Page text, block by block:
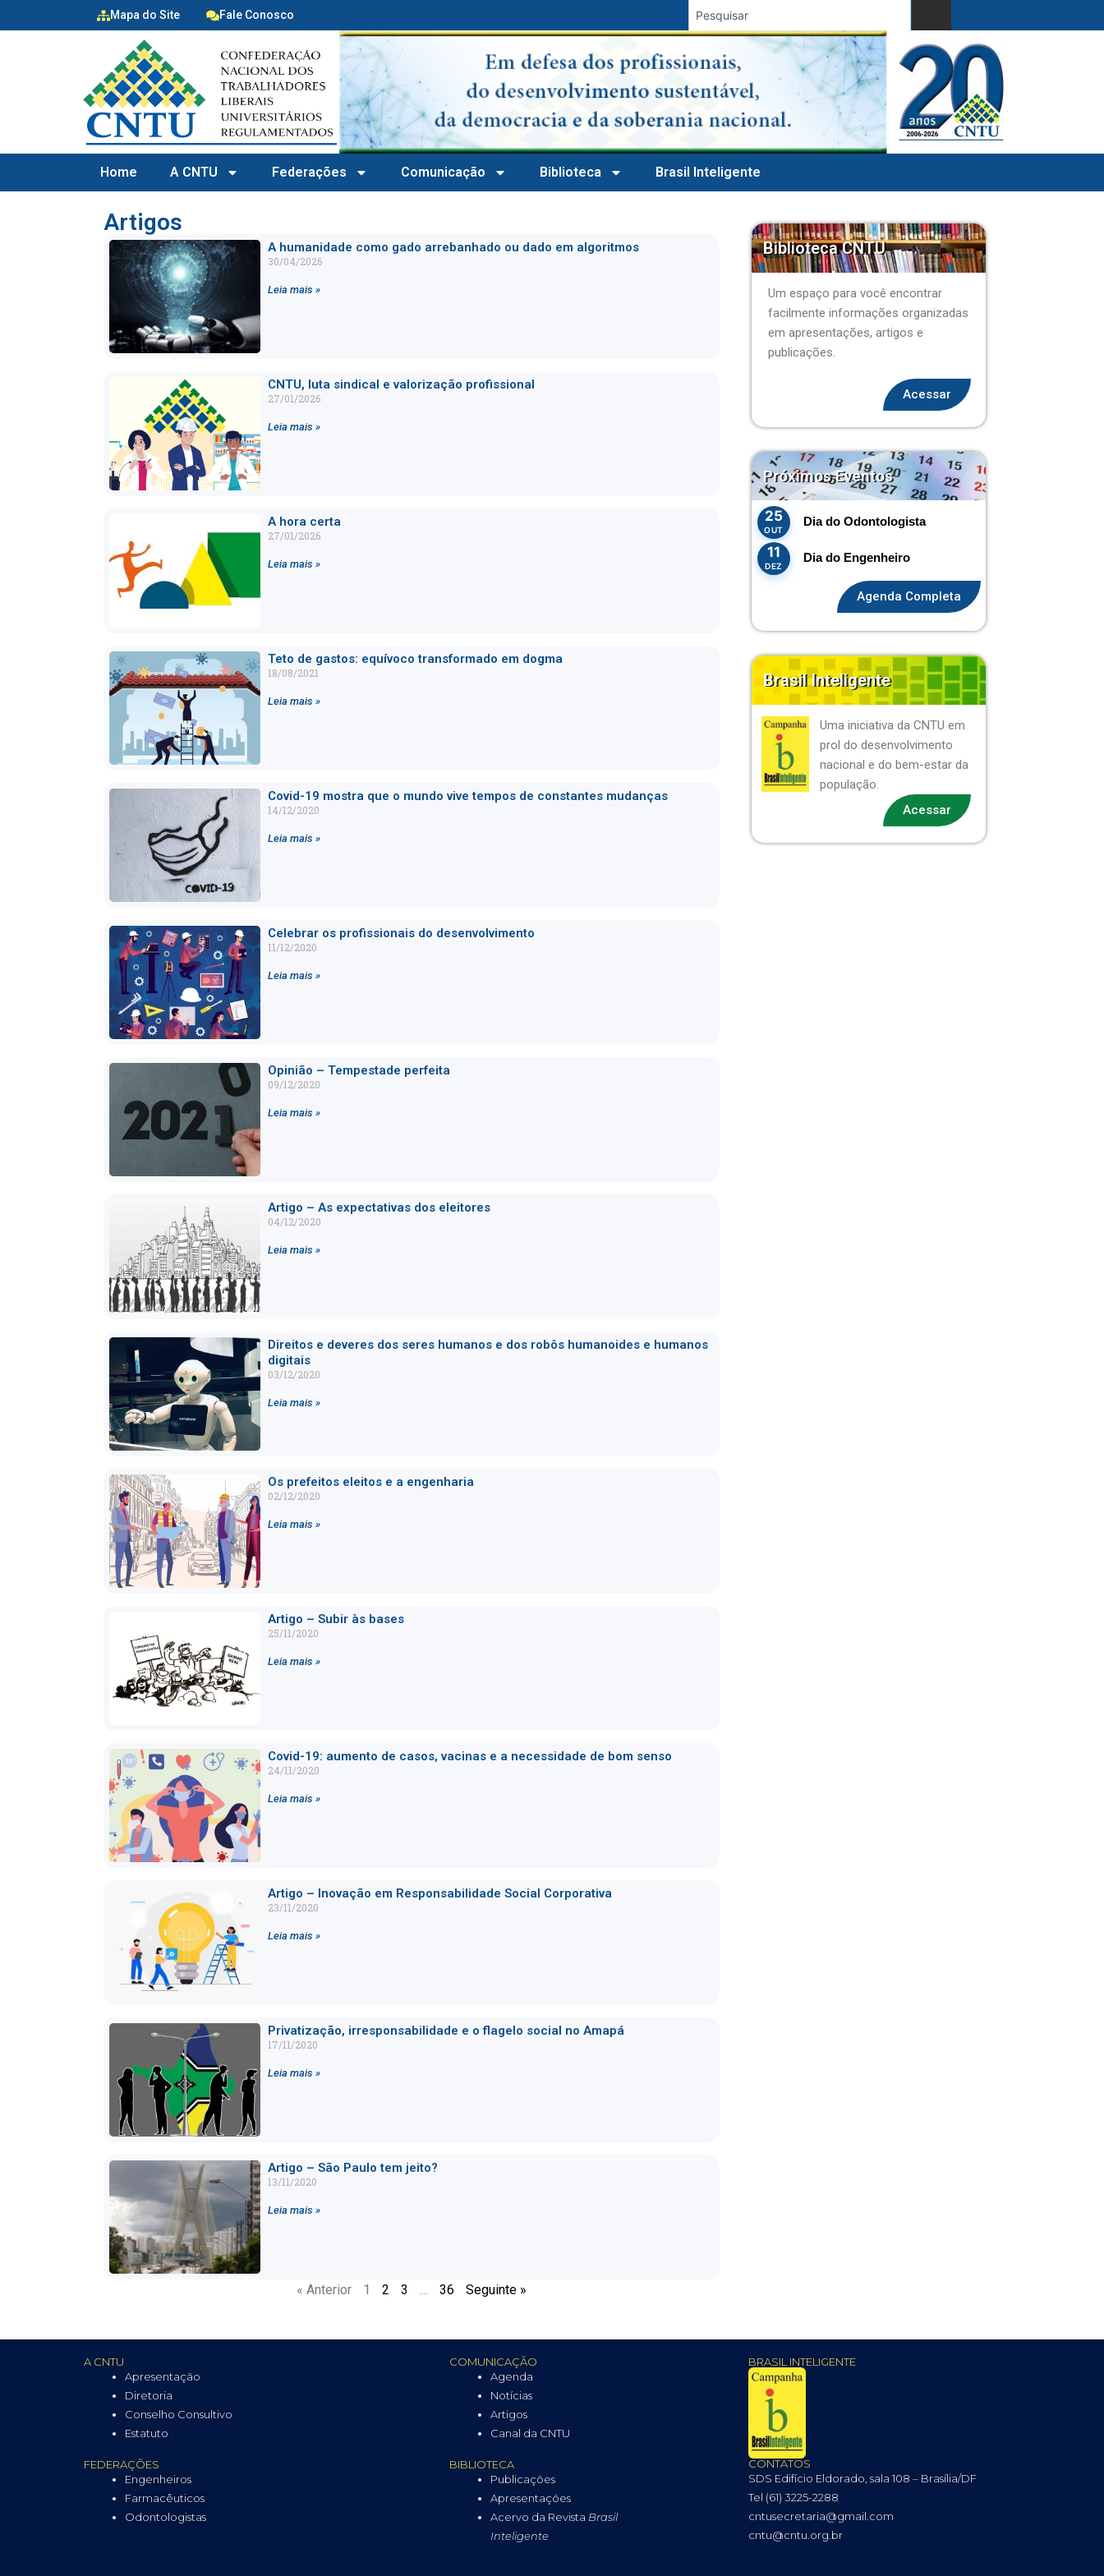
Mapa do Site Fale Conosco
Home A CNTU Federações Comunicação Biblioteca Brasil Inteligente
Artigos
A humanidade como gado arrebanhado ou dado em algoritmos
30/04/2026
Leia mais »
CNTU, luta sindical e valorização profissional
27/01/2026
Leia mais »
A hora certa
27/01/2026
Leia mais »
Teto de gastos: equívoco transformado em dogma
18/08/2021
Leia mais »
Covid-19 mostra que o mundo vive tempos de constantes mudanças
14/12/2020
Leia mais »
Celebrar os profissionais do desenvolvimento
11/12/2020
Leia mais »
Opinião – Tempestade perfeita
09/12/2020
Leia mais »
Artigo – As expectativas dos eleitores
04/12/2020
Leia mais »
Direitos e deveres dos seres humanos e dos robôs humanoides e humanos
digitais
03/12/2020
Leia mais »
Os prefeitos eleitos e a engenharia
02/12/2020
Leia mais »
Artigo – Subir às bases
25/11/2020
Leia mais »
Covid-19: aumento de casos, vacinas e a necessidade de bom senso
24/11/2020
Leia mais »
Artigo – Inovação em Responsabilidade Social Corporativa
23/11/2020
Leia mais »
Privatização, irresponsabilidade e o flagelo social no Amapá
17/11/2020
Leia mais »
Artigo – São Paulo tem jeito?
13/11/2020
Leia mais »
« Anterior 1 2 3 … 36 Seguinte »
Biblioteca CNTU
Um espaço para você encontrar
facilmente informações organizadas
em apresentações, artigos e
publicações.
Acessar
Próximos Eventos
25
OUT
Dia do Odontologista
11
DEZ
Dia do Engenheiro
Agenda Completa
Brasil Inteligente
Uma iniciativa da CNTU em
prol do desenvolvimento
nacional e do bem-estar da
população.
Acessar
A CNTU
Apresentação
Diretoria
Conselho Consultivo
Estatuto
FEDERAÇÕES
Engenheiros
Farmacêuticos
Odontologistas
COMUNICAÇÃO
Agenda
Notícias
Artigos
Canal da CNTU
BIBLIOTECA
Publicações
Apresentações
Acervo da Revista Brasil
Inteligente
BRASIL INTELIGENTE
CONTATOS
SDS Edifício Eldorado, sala 108 – Brasília/DF
Tel (61) 3225-2288
cntusecretaria@gmail.com
cntu@cntu.org.br